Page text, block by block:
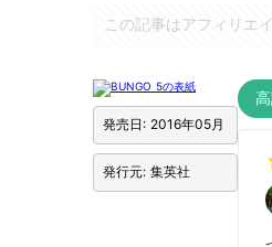
この記事はアフィリエ
発売日: 2016年05月
発行元: 集英社